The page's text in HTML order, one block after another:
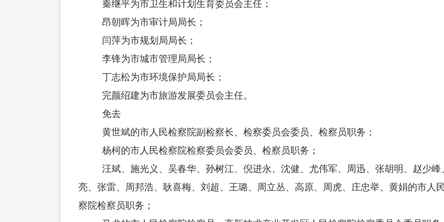
秦继平为市卫生和计划生育委员会主任；
昂朝晖为市审计局局长；
闫萍为市规划局局长；
李锋为市城市管理局局长；
丁志松为市环境保护局局长；
完颜绍建为市旅游发展委员会主任。
免去
黄世斌的市人民检察院副检察长、检察委员会委员、检察员职务；
杨柯的市人民检察院检察委员会委员、检察员职务；
汪斌、施光义、吴春华、孙树江、倪进永、沈健、尤伟军、周迅、张胡明、赵少峰
亮、张雷、周邦浩、耿喜梅、刘超、王璐、周立丛、高原、周虎、庄忠举、黄娟的市人
察院检察员职务；